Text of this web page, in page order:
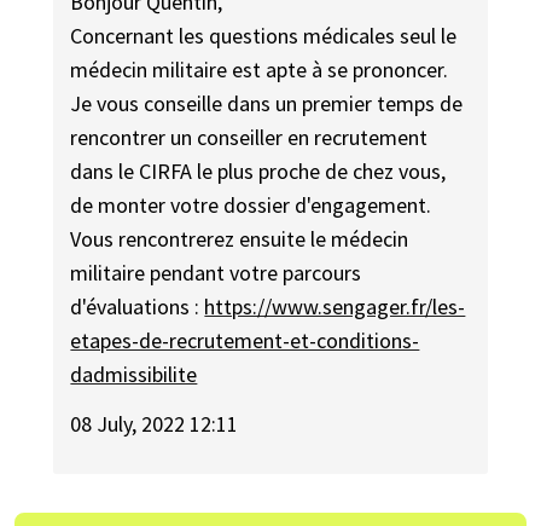
Concernant les questions médicales seul le
médecin militaire est apte à se prononcer.
Je vous conseille dans un premier temps de
rencontrer un conseiller en recrutement
dans le CIRFA le plus proche de chez vous,
de monter votre dossier d'engagement.
Vous rencontrerez ensuite le médecin
militaire pendant votre parcours
d'évaluations : https://www.sengager.fr/les-
etapes-de-recrutement-et-conditions-
dadmissibilite
08 July, 2022 12:11